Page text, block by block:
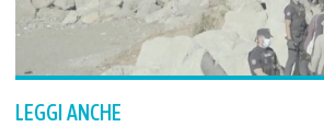
LEGGI ANCHE